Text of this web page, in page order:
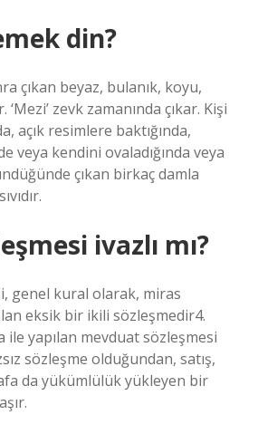
din?
çıkan beyaz, bulanık, koyu,
‘Mezi’ zevk zamanında çıkar. Kişi
açık resimlere baktığında,
veya kendini ovaladığında veya
çıkan birkaç damla
ivazlı mı?
genel kural olarak, miras
eksik bir ikili sözleşmedir4.
ile yapılan mevduat sözleşmesi
sözleşme olduğundan, satış,
da yükümlülük yükleyen bir